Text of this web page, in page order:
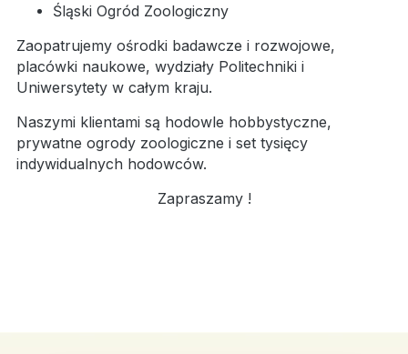
Śląski Ogród Zoologiczny
Zaopatrujemy ośrodki badawcze i rozwojowe,
placówki naukowe, wydziały Politechniki i
Uniwersytety w całym kraju.
Naszymi klientami są hodowle hobbystyczne,
prywatne ogrody zoologiczne i set tysięcy
indywidualnych hodowców.
Zapraszamy !